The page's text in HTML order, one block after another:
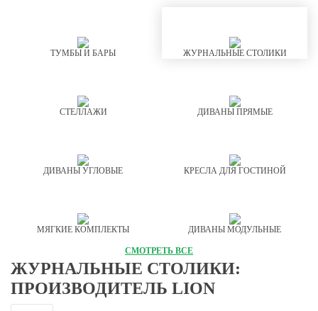
ТУМБЫ И БАРЫ ЖУРНАЛЬНЫЕ СТОЛИКИ
СТЕЛЛАЖИ ДИВАНЫ ПРЯМЫЕ
ДИВАНЫ УГЛОВЫЕ КРЕСЛА ДЛЯ ГОСТИНОЙ
МЯГКИЕ КОМПЛЕКТЫ ДИВАНЫ МОДУЛЬНЫЕ
СМОТРЕТЬ ВСЕ
ЖУРНАЛЬНЫЕ СТОЛИКИ:
ПРОИЗВОДИТЕЛЬ LION